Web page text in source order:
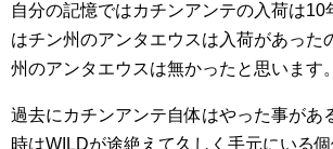
自分の記憶ではカチンアンテの入荷は10
はチン州のアンタエウスは入荷があった
州のアンタエウスは無かったと思います。
過去にカチンアンテ自体はやった事があ
時はWILDが途絶えて久しく手元にいる